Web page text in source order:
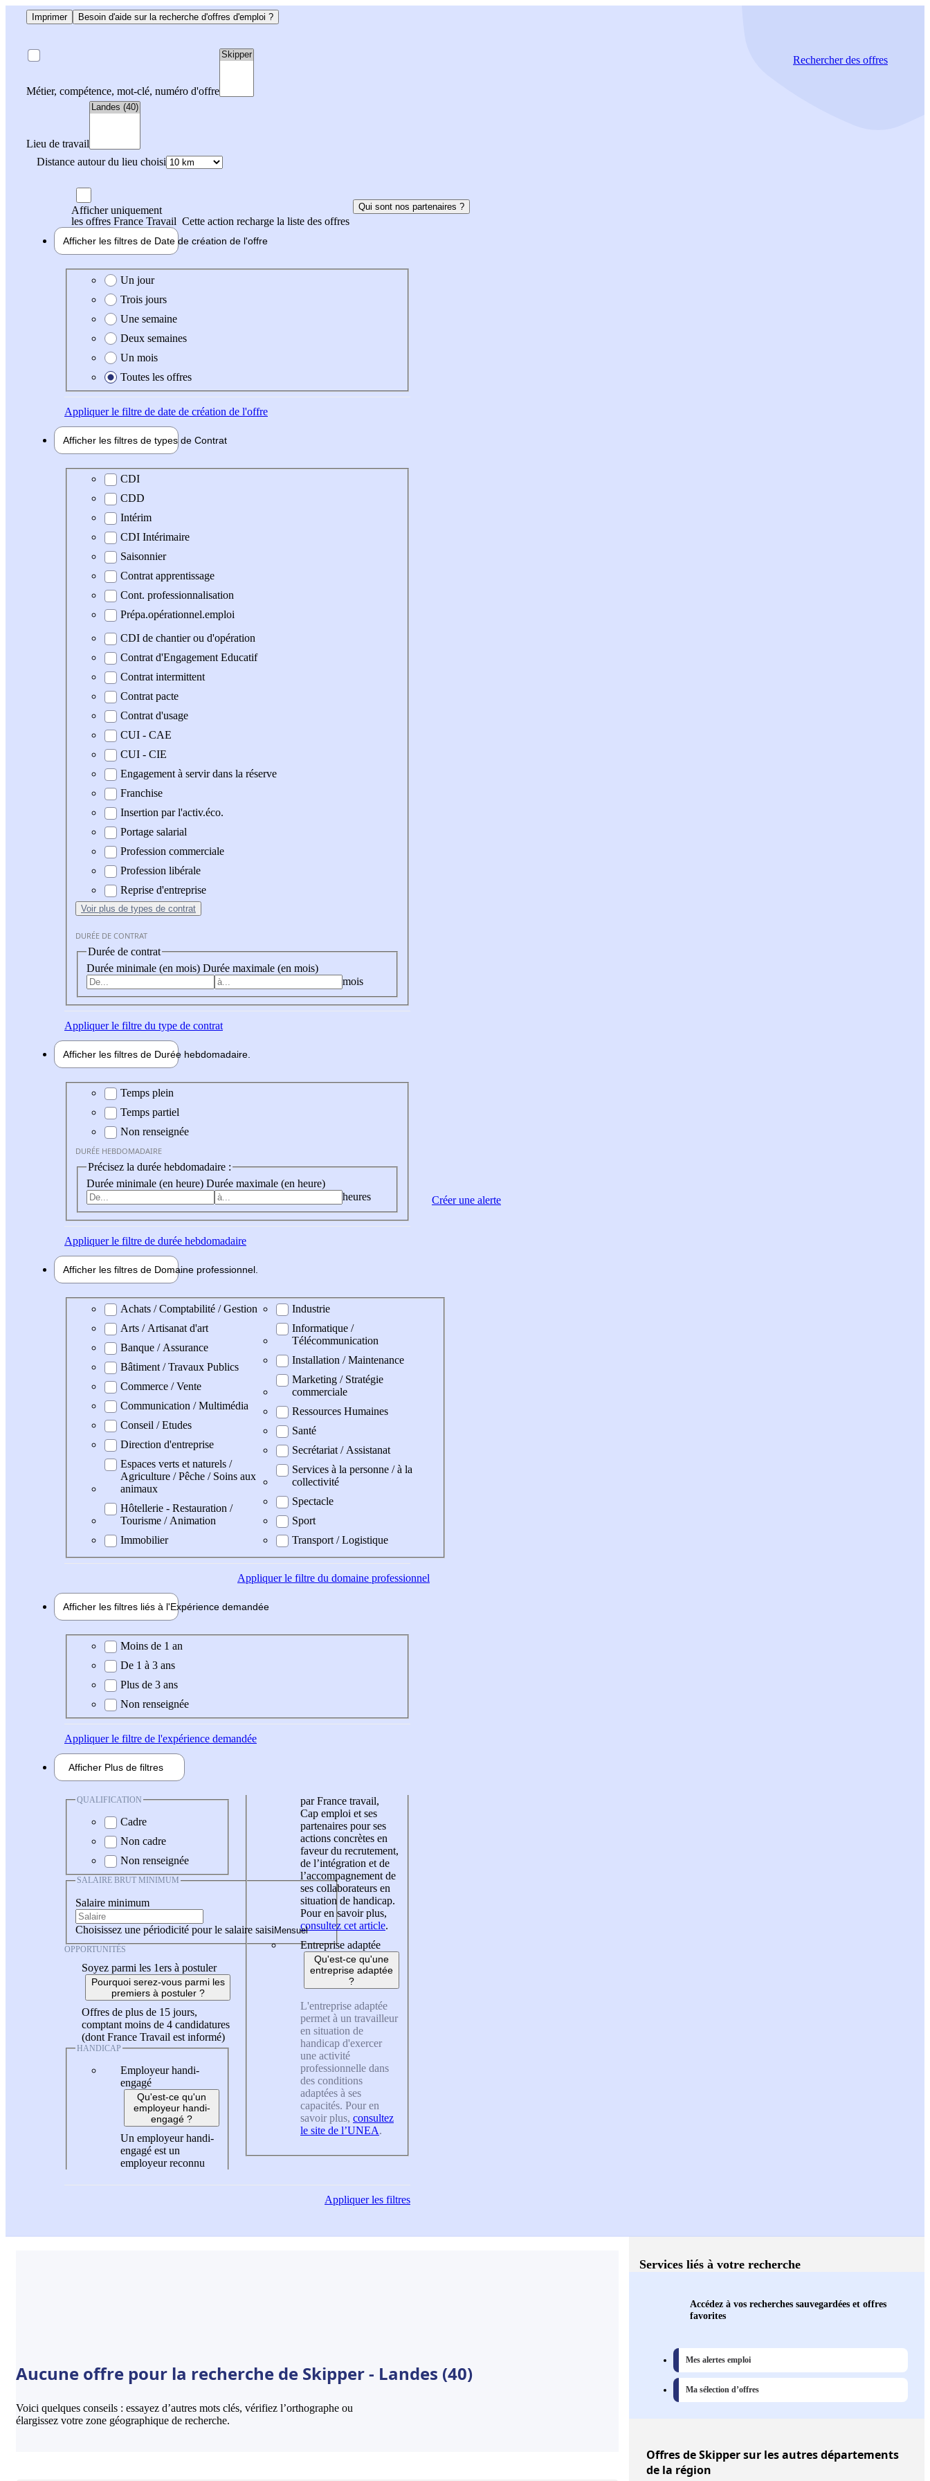
Imprimer Besoin d'aide sur la recherche d'offres d'emploi ?
Métier, compétence, mot-clé, numéro d'offre
Lieu de travail
Distance autour du lieu choisi
Rechercherdes offres
Afficher uniquement
les offres France Travail Cette action recharge la liste des offres
Qui sont nos partenaires ?
Afficher les filtres de Date de création de l'offre
Date de création de l'offre
Un jour
Trois jours
Une semaine
Deux semaines
Un mois
Toutes les offres
Appliquerle filtre de date de création de l'offre
Afficher les filtres de types de Contrat
Type de contrat
CDI
CDD
Intérim
CDI Intérimaire
Saisonnier
Contrat apprentissage
Cont. professionnalisation
Prépa.opérationnel.emploi
CDI de chantier ou d'opération
Contrat d'Engagement Educatif
Contrat intermittent
Contrat pacte
Contrat d'usage
CUI - CAE
CUI - CIE
Engagement à servir dans la réserve
Franchise
Insertion par l'activ.éco.
Portage salarial
Profession commerciale
Profession libérale
Reprise d'entreprise
Voir plus de types de contrat
DURÉE DE CONTRAT
Durée de contrat
Durée minimale (en mois) Durée maximale (en mois)
mois
Appliquerle filtre du type de contrat
Afficher les filtres de Durée hebdomadaire
Durée hebdomadaire
Temps plein
Temps partiel
Non renseignée
DURÉE HEBDOMADAIRE
Précisez la durée hebdomadaire :
Durée minimale (en heure) Durée maximale (en heure)
heures
Appliquerle filtre de durée hebdomadaire
Afficher les filtres de Domaine professionnel
Domaine professionel
Achats / Comptabilité / Gestion
Arts / Artisanat d'art
Banque / Assurance
Bâtiment / Travaux Publics
Commerce / Vente
Communication / Multimédia
Conseil / Etudes
Direction d'entreprise
Espaces verts et naturels /
Agriculture / Pêche / Soins aux
animaux
Hôtellerie - Restauration /
Tourisme / Animation
Immobilier
Industrie
Informatique /
Télécommunication
Installation / Maintenance
Marketing / Stratégie
commerciale
Ressources Humaines
Santé
Secrétariat / Assistanat
Services à la personne / à la
collectivité
Spectacle
Sport
Transport / Logistique
Appliquerle filtre du domaine professionnel
Afficher les filtres liés à l'Expérience demandée
Expérience demandée
Moins de 1 an
De 1 à 3 ans
Plus de 3 ans
Non renseignée
Appliquerle filtre de l'expérience demandée
Afficher Plus de filtres
QUALIFICATION
Cadre
Non cadre
Non renseignée
SALAIRE BRUT MINIMUM
Salaire minimum
Choisissez une périodicité pour le salaire saisi
OPPORTUNITÉS
Soyez parmi les 1ers à postuler
Pourquoi serez-vous parmi les
premiers à postuler ?
Offres de plus de 15 jours,
comptant moins de 4 candidatures
(dont France Travail est informé)
HANDICAP
Employeur handi-
engagé
Qu'est-ce qu'un
employeur handi-
engagé ?
Un employeur handi-
engagé est un
employeur reconnu
par France travail,
Cap emploi et ses
partenaires pour ses
actions concrètes en
faveur du recrutement,
de l’intégration et de
l’accompagnement de
ses collaborateurs en
situation de handicap.
Pour en savoir plus,
consultez cet article.
Entreprise adaptée
Qu'est-ce qu'une
entreprise adaptée
?
L'entreprise adaptée
permet à un travailleur
en situation de
handicap d'exercer
une activité
professionnelle dans
des conditions
adaptées à ses
capacités. Pour en
savoir plus, consultez
le site de l’UNEA.
Appliquerles filtres
Créer une alerte
Aucune offre pour la recherche de Skipper - Landes (40)
Voici quelques conseils : essayez d’autres mots clés, vérifiez l’orthographe ou
élargissez votre zone géographique de recherche.
Services liés à votre recherche
Accédez à vos recherches sauvegardées et offres
favorites
Mes alertes emploi
Ma sélection d’offres
Offresde Skipper sur les autres départements
de la région